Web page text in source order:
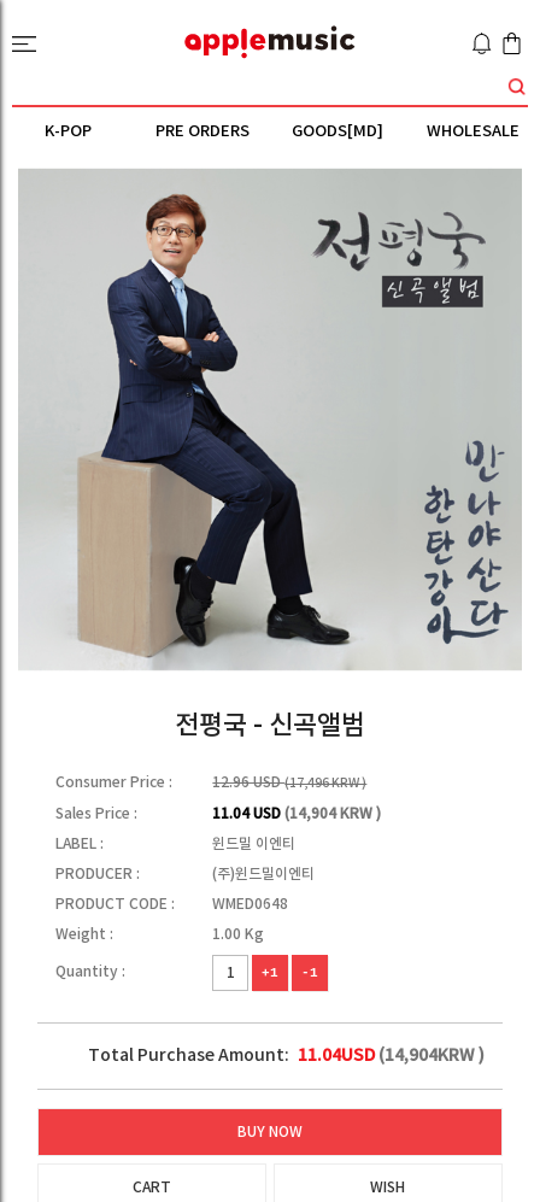
K-POP PRE ORDERS GOODS[MD] WHOLESALE
전평국 - 신곡앨범
Consumer Price : 12.96 USD(17,496 KRW )
Sales Price : 11.04 USD(14,904 KRW )
LABEL :
윈드밀 이엔티
PRODUCER :
(주)윈드밀이엔티
PRODUCT CODE :
WMED0648
Weight :
1.00 Kg
Quantity : +1 -1
Total Purchase Amount: 11.04USD(14,904KRW )
BUY NOW
CART WISH